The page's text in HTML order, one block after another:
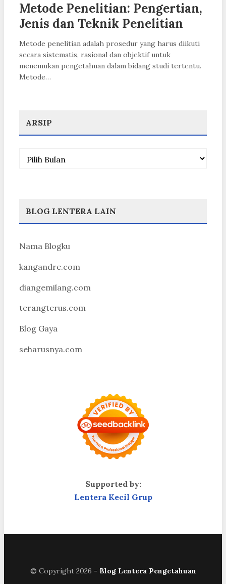
Metode Penelitian: Pengertian,
Jenis dan Teknik Penelitian
Metode penelitian adalah prosedur yang harus diikuti
secara sistematis, rasional dan objektif untuk
menemukan pengetahuan dalam bidang studi tertentu.
Metode…
ARSIP
Arsip
BLOG LENTERA LAIN
Nama Blogku
kangandre.com
diangemilang.com
terangterus.com
Blog Gaya
seharusnya.com
Supported by:
Lentera Kecil Grup
© Copyright 2026 - Blog Lentera Pengetahuan